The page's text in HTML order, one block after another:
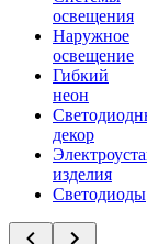
освещения
Наружное
освещение
Гибкий
неон
декор
изделия
Светодиоды